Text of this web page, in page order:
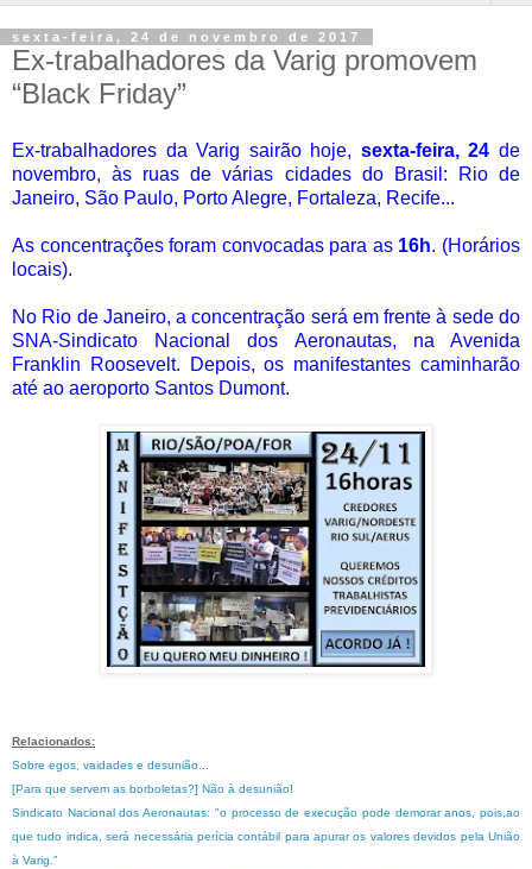
sexta-feira, 24 de novembro de 2017
Ex-trabalhadores da Varig promovem
“Black Friday”
Ex-trabalhadores da Varig sairão hoje, sexta-feira, 24 de
novembro, às ruas de várias cidades do Brasil: Rio de
Janeiro, São Paulo, Porto Alegre, Fortaleza, Recife...
As concentrações foram convocadas para as 16h. (Horários
locais).
No Rio de Janeiro, a concentração será em frente à sede do
SNA-Sindicato Nacional dos Aeronautas, na Avenida
Franklin Roosevelt. Depois, os manifestantes caminharão
até ao aeroporto Santos Dumont.
Relacionados:
Sobre egos, vaidades e desunião...
[Para que servem as borboletas?] Não à desunião!
Sindicato Nacional dos Aeronautas: "o processo de execução pode demorar anos, pois,ao
que tudo indica, será necessária perícia contábil para apurar os valores devidos pela União
à Varig."